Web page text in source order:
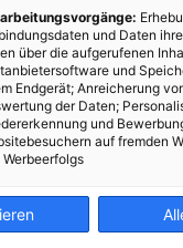
und Daten
über die aufgerufenen
und
Endgerät; Anreicherung
der Daten;
und
auf fremden
Werbeerfolgs